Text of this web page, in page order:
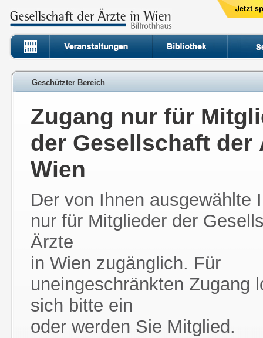
Geschützter Bereich
Zugang nur für
der Gesellschaft der
Wien
Der von Ihnen ausgewählte
nur für Mitglieder der
Ärzte
in Wien zugänglich. Für
uneingeschränkten Zugang
sich bitte ein
oder werden Sie Mitglied.